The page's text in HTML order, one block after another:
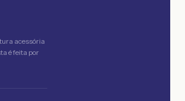
acessória
é feita por